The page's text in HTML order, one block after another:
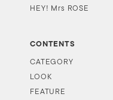
HEY! Mrs ROSE
CONTENTS
CATEGORY
LOOK
FEATURE